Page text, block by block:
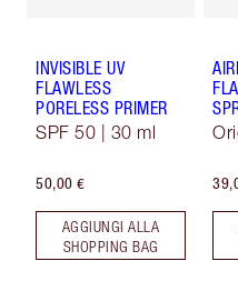
INVISIBLE UV
FLAWLESS
PORELESS PRIMER
SPF 50 | 30 ml
50,00 €
AGGIUNGI ALLA
SHOPPING BAG